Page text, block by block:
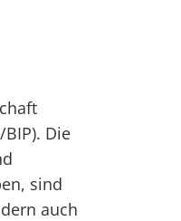
Die
sind
auch